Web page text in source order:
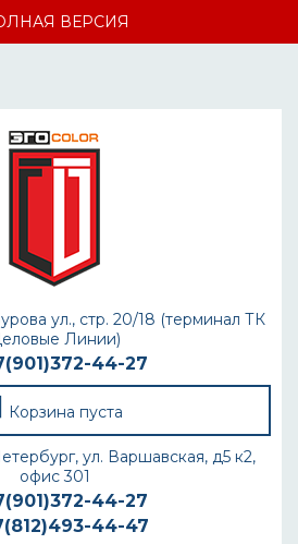
ВЕРСИЯ
ул., стр. 20/18 (терминал ТК
Линии)
44-27
Корзина пуста
ул. Варшавская, д5 к2,
офис 301
44-27
44-47